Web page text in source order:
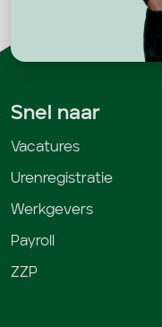
Snel naar
Vacatures
Urenregistratie
Werkgevers
Payroll
ZZP